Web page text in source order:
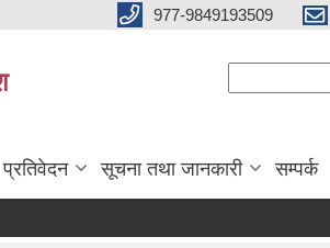
977-9849193509
प्रतिवेदन सूचना तथा जानकारी सम्पर्क